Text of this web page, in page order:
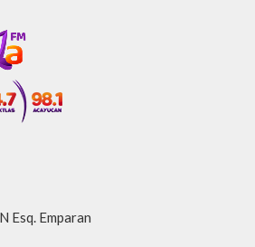
Esq. Emparan